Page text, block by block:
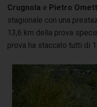
Crugnola e Pietro
stagionale con una
13,6 km della prova
prova ha staccato tutti di